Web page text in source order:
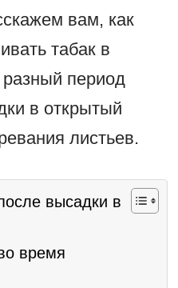
вам, как
табак в
разный период
в открытый
листьев.
высадки в
время